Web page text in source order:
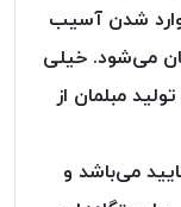
وارد شدن آسیب
می‌شود. خیلی
مبلمان از
می‌باشد و